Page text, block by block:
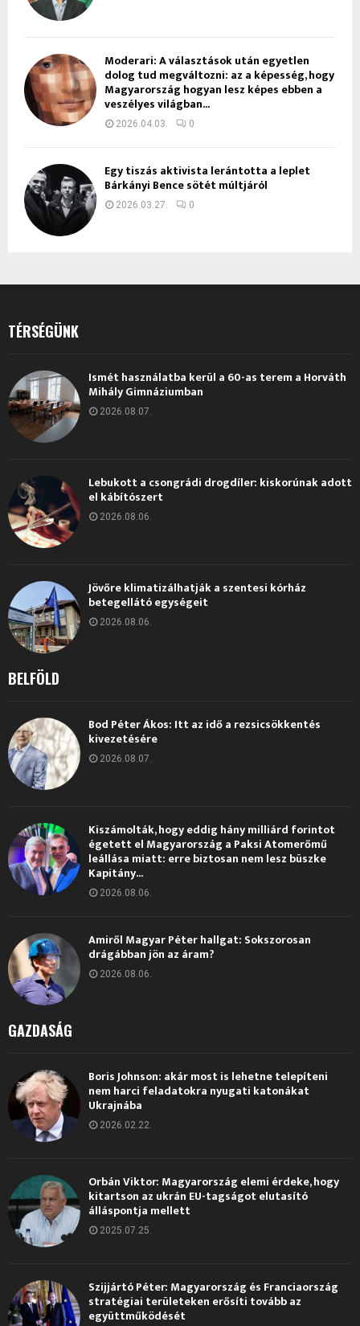
Moderari: A választások után egyetlen
dolog tud megváltozni: az a képesség, hogy
Magyarország hogyan lesz képes ebben a
veszélyes világban...
2026.04.03. 0
Egy tiszás aktivista lerántotta a leplet
Bárkányi Bence sötét múltjáról
2026.03.27. 0
TÉRSÉGÜNK
Ismét használatba kerül a 60-as terem a Horváth
Mihály Gimnáziumban
2026.08.07.
Lebukott a csongrádi drogdíler: kiskorúnak adott
el kábítószert
2026.08.06.
Jövőre klimatizálhatják a szentesi kórház
betegellátó egységeit
2026.08.06.
BELFÖLD
Bod Péter Ákos: Itt az idő a rezsicsökkentés
kivezetésére
2026.08.07.
Kiszámolták, hogy eddig hány milliárd forintot
égetett el Magyarország a Paksi Atomerőmű
leállása miatt: erre biztosan nem lesz büszke
Kapitány...
2026.08.06.
Amiről Magyar Péter hallgat: Sokszorosan
drágábban jön az áram?
2026.08.06.
GAZDASÁG
Boris Johnson: akár most is lehetne telepíteni
nem harci feladatokra nyugati katonákat
Ukrajnába
2026.02.22.
Orbán Viktor: Magyarország elemi érdeke, hogy
kitartson az ukrán EU-tagságot elutasító
álláspontja mellett
2025.07.25.
Szijjártó Péter: Magyarország és Franciaország
stratégiai területeken erősíti tovább az
együttműködését